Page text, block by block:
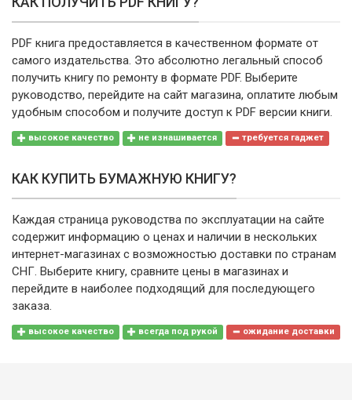
PDF книга предоставляется в качественном формате от
самого издательства. Это абсолютно легальный способ
получить книгу по ремонту в формате PDF. Выберите
руководство, перейдите на сайт магазина, оплатите любым
удобным способом и получите доступ к PDF версии книги.
высокое качество не изнашивается требуется гаджет
КАК КУПИТЬ БУМАЖНУЮ КНИГУ?
Каждая страница руководства по эксплуатации на сайте
содержит информацию о ценах и наличии в нескольких
интернет-магазинах с возможностью доставки по странам
СНГ. Выберите книгу, сравните цены в магазинах и
перейдите в наиболее подходящий для последующего
заказа.
высокое качество всегда под рукой ожидание доставки